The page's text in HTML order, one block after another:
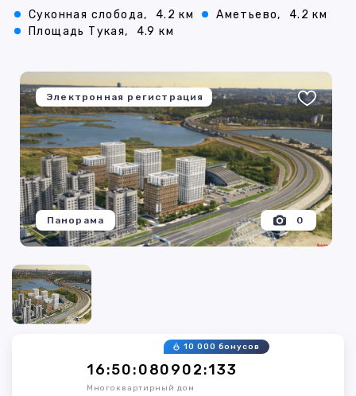
Суконная слобода, 4.2 км Аметьево,
4.2 км
Площадь Тукая,
4.9 км
Электронная регистрация
0
Панорама
16:50:080902:133
10 000 бонусов
Многоквартирный дом